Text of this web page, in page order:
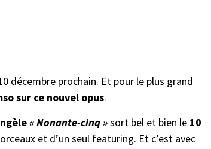
décembre prochain. Et pour le plus grand
sur ce nouvel opus.
« Nonante-cinq »sort bel et bien le 10
et d’un seul featuring. Et c’est avec